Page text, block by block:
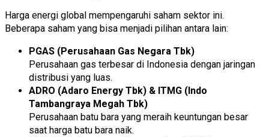
Harga energi global mempengaruhi saham sektor ini.
Beberapa saham yang bisa menjadi pilihan antara lain:
PGAS (Perusahaan Gas Negara Tbk)
Perusahaan gas terbesar di Indonesia dengan jaringan
distribusi yang luas.
ADRO (Adaro Energy Tbk) & ITMG (Indo
Tambangraya Megah Tbk)
Perusahaan batu bara yang meraih keuntungan besar
saat harga batu bara naik.